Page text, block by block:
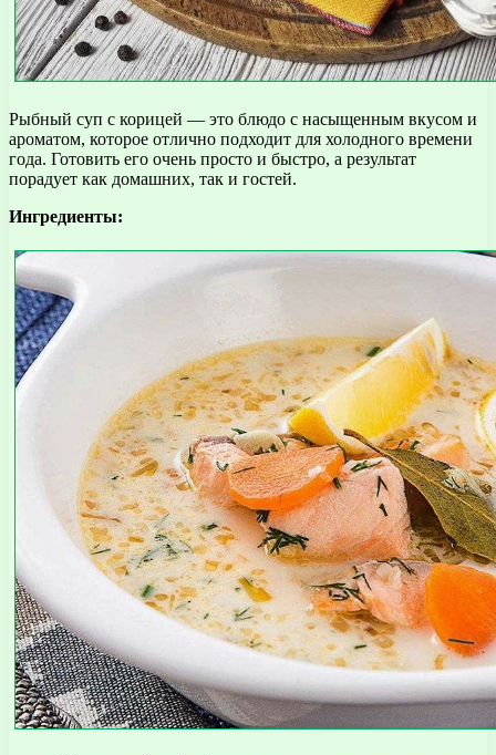
Рыбный суп с корицей — это блюдо с насыщенным вкусом и
ароматом, которое отлично подходит для холодного времени
года. Готовить его очень просто и быстро, а результат
порадует как домашних, так и гостей.
Ингредиенты: